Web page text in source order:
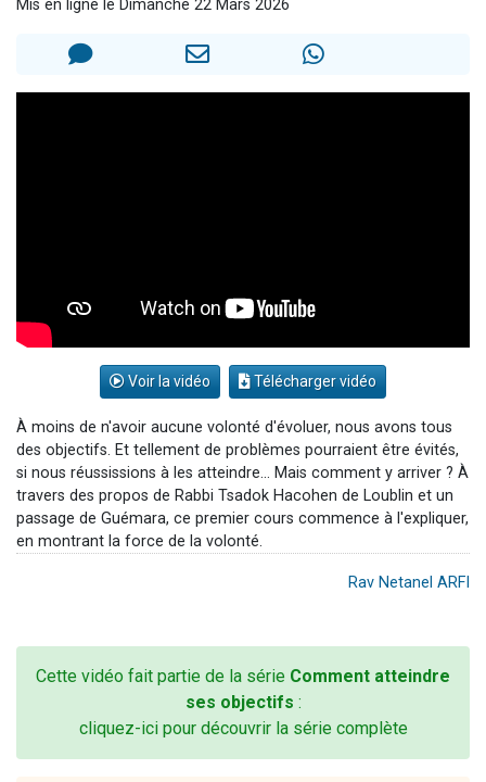
Mis en ligne le Dimanche 22 Mars 2026
Voir la vidéo Télécharger vidéo
À moins de n'avoir aucune volonté d'évoluer, nous avons tous
des objectifs. Et tellement de problèmes pourraient être évités,
si nous réussissions à les atteindre... Mais comment y arriver ? À
travers des propos de Rabbi Tsadok Hacohen de Loublin et un
passage de Guémara, ce premier cours commence à l'expliquer,
en montrant la force de la volonté.
Rav Netanel ARFI
Cette vidéo fait partie de la série Comment atteindre
ses objectifs :
cliquez-ici pour découvrir la série complète